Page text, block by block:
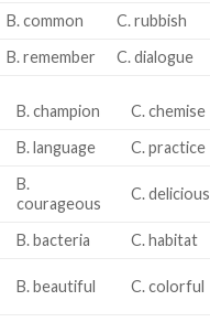
B. common C. rubbish
B. remember C. dialogue
B. champion C. chemise
B. language C. practice
B.
courageous
C. delicious
B. bacteria C. habitat
B. beautiful C. colorful